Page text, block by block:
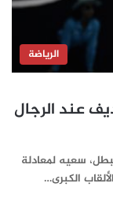
الرياضة
عند الرجال
سعيه لمعادلة
الكبرى…